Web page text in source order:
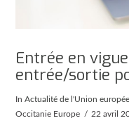
Entrée en
entrée/sortie
InActualité de l'Union
Occitanie Europe
22 avril